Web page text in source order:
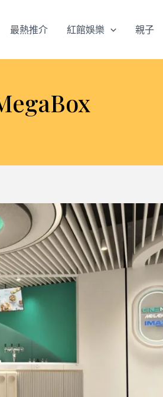
最熱推介 紅館娛樂 親子